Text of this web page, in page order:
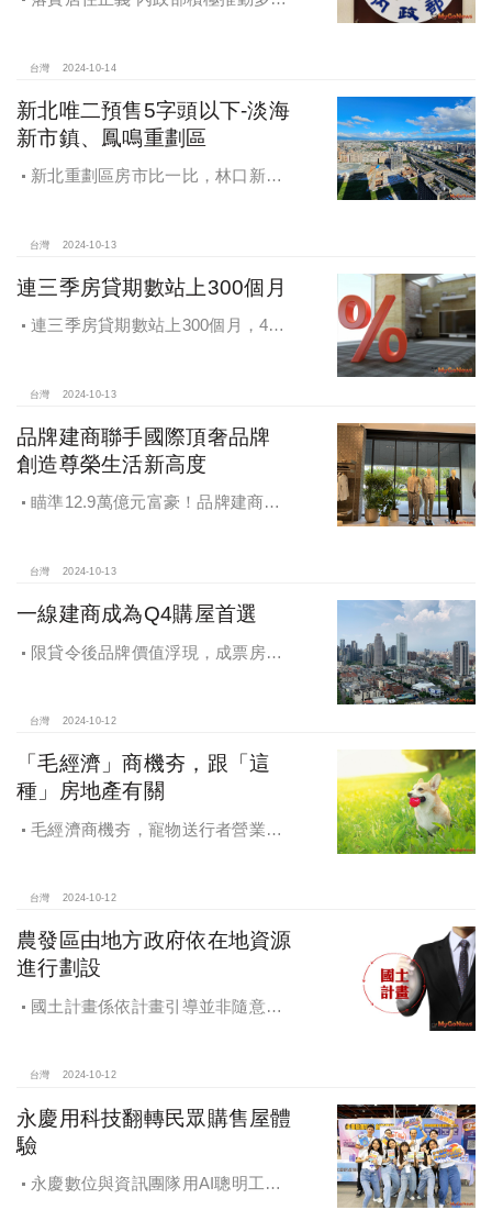
台灣 2024-10-14
新北唯二預售5字頭以下-淡海
新市鎮、鳳鳴重劃區
新北重劃區房市比一比，林口新市
台灣 2024-10-13
連三季房貸期數站上300個月
連三季房貸期數站上300個月，4都
台灣 2024-10-13
品牌建商聯手國際頂奢品牌
創造尊榮生活新高度
瞄準12.9萬億元富豪！品牌建商聯
台灣 2024-10-13
一線建商成為Q4購屋首選
限貸令後品牌價值浮現，成票房保
台灣 2024-10-12
「毛經濟」商機夯，跟「這
種」房地產有關
毛經濟商機夯，寵物送行者營業額
台灣 2024-10-12
農發區由地方政府依在地資源
進行劃設
國土計畫係依計畫引導並非隨意亂
台灣 2024-10-12
永慶用科技翻轉民眾購售屋體
驗
永慶數位與資訊團隊用AI聰明工